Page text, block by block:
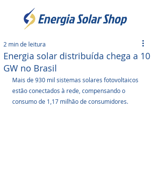
Energia solar distribuída chega a 10
GW no Brasil
2 min de leitura
Mais de 930 mil sistemas solares fotovoltaicos
estão conectados à rede, compensando o
consumo de 1,17 milhão de consumidores.